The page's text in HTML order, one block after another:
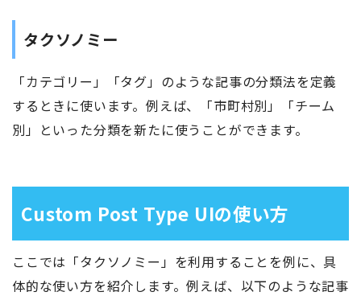
タクソノミー
「カテゴリー」「タグ」のような記事の分類法を定義
するときに使います。例えば、「市町村別」「チーム
別」といった分類を新たに使うことができます。
Custom Post Type UIの使い方
ここでは「タクソノミー」を利用することを例に、具
体的な使い方を紹介します。例えば、以下のような記事